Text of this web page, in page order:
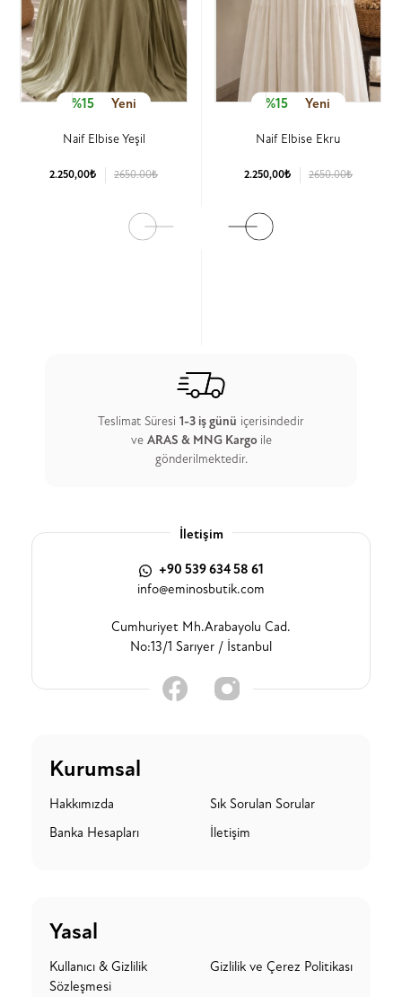
%15 Yeni
Naif Elbise Yeşil
2.250,00₺ 2650.00₺
%15 Yeni
Naif Elbise Ekru
2.250,00₺ 2650.00₺
Teslimat Süresi 1-3 iş günü içerisindedir
ve ARAS & MNG Kargo ile
gönderilmektedir.
İletişim
+90 539 634 58 61
info@eminosbutik.com
Cumhuriyet Mh.Arabayolu Cad.
No:13/1 Sarıyer / İstanbul
Kurumsal
Hakkımızda
Sık Sorulan Sorular
Banka Hesapları
İletişim
Yasal
Kullanıcı & Gizlilik
Sözleşmesi
Gizlilik ve Çerez Politikası